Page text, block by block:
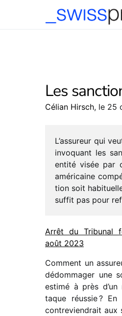
Les
Célian Hirsch, le 25
L’assureur qui
invo­quant les
entité visée par
améri­caine
tion soit
suffit pas pour
Arrêt du Tribunal
août 2023
Comment un
dédom­ma­ger une
estimé à près
taque réus­sie ?
contre­vien­drait aux